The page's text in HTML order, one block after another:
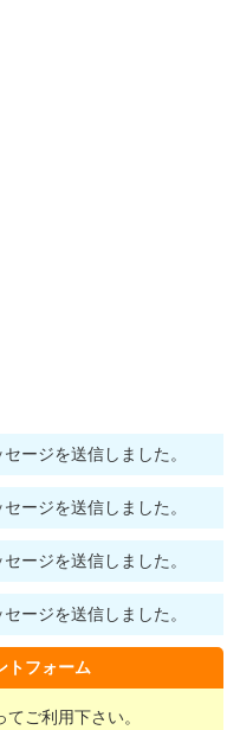
ージを送信しました。
ージを送信しました。
ージを送信しました。
ージを送信しました。
トフォーム
てご利用下さい。